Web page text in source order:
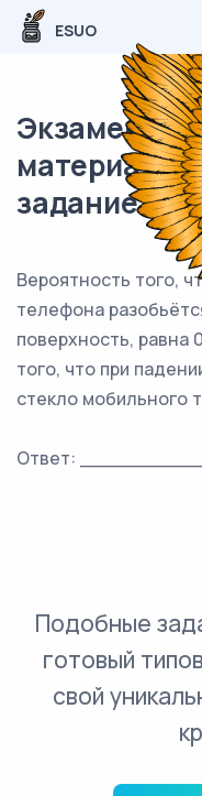
ESUO
материал
задание
Вероятность того,
телефона
поверхность, равна
того, что при
стекло мобильного
Ответ:
Подобные
готовый
свой